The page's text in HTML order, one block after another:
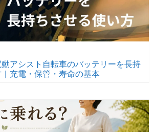
アシスト自転車のバッテリーを長持
充電・保管・寿命の基本